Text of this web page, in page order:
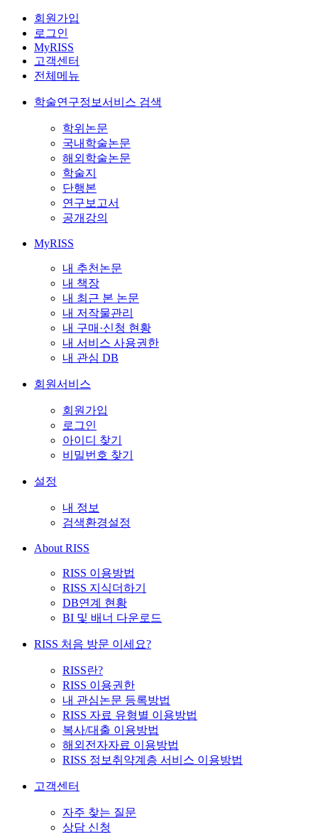
회원가입
로그인
MyRISS
고객센터
전체메뉴
학술연구정보서비스 검색
학위논문
국내학술논문
해외학술논문
학술지
단행본
연구보고서
공개강의
MyRISS
내 추천논문
내 책장
내 최근 본 논문
내 저작물관리
내 구매·신청 현황
내 서비스 사용권한
내 관심 DB
회원서비스
회원가입
로그인
아이디 찾기
비밀번호 찾기
설정
내 정보
검색환경설정
About RISS
RISS 이용방법
RISS 지식더하기
DB연계 현황
BI 및 배너 다운로드
RISS 처음 방문 이세요?
RISS란?
RISS 이용권한
내 관심논문 등록방법
RISS 자료 유형별 이용방법
복사/대출 이용방법
해외전자자료 이용방법
RISS 정보취약계층 서비스 이용방법
고객센터
자주 찾는 질문
상담 신청